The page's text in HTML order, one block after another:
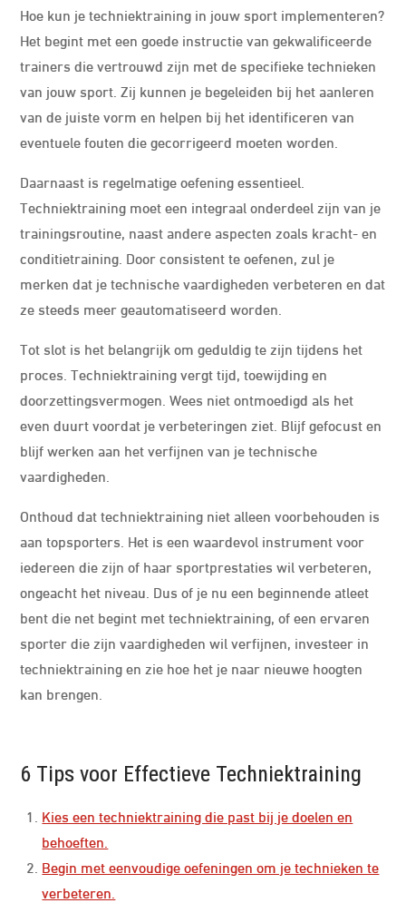
Hoe kun je techniektraining in jouw sport implementeren?
Het begint met een goede instructie van gekwalificeerde
trainers die vertrouwd zijn met de specifieke technieken
van jouw sport. Zij kunnen je begeleiden bij het aanleren
van de juiste vorm en helpen bij het identificeren van
eventuele fouten die gecorrigeerd moeten worden.
Daarnaast is regelmatige oefening essentieel.
Techniektraining moet een integraal onderdeel zijn van je
trainingsroutine, naast andere aspecten zoals kracht- en
conditietraining. Door consistent te oefenen, zul je
merken dat je technische vaardigheden verbeteren en dat
ze steeds meer geautomatiseerd worden.
Tot slot is het belangrijk om geduldig te zijn tijdens het
proces. Techniektraining vergt tijd, toewijding en
doorzettingsvermogen. Wees niet ontmoedigd als het
even duurt voordat je verbeteringen ziet. Blijf gefocust en
blijf werken aan het verfijnen van je technische
vaardigheden.
Onthoud dat techniektraining niet alleen voorbehouden is
aan topsporters. Het is een waardevol instrument voor
iedereen die zijn of haar sportprestaties wil verbeteren,
ongeacht het niveau. Dus of je nu een beginnende atleet
bent die net begint met techniektraining, of een ervaren
sporter die zijn vaardigheden wil verfijnen, investeer in
techniektraining en zie hoe het je naar nieuwe hoogten
kan brengen.
6 Tips voor Effectieve Techniektraining
Kies een techniektraining die past bij je doelen en
behoeften.
Begin met eenvoudige oefeningen om je technieken te
verbeteren.